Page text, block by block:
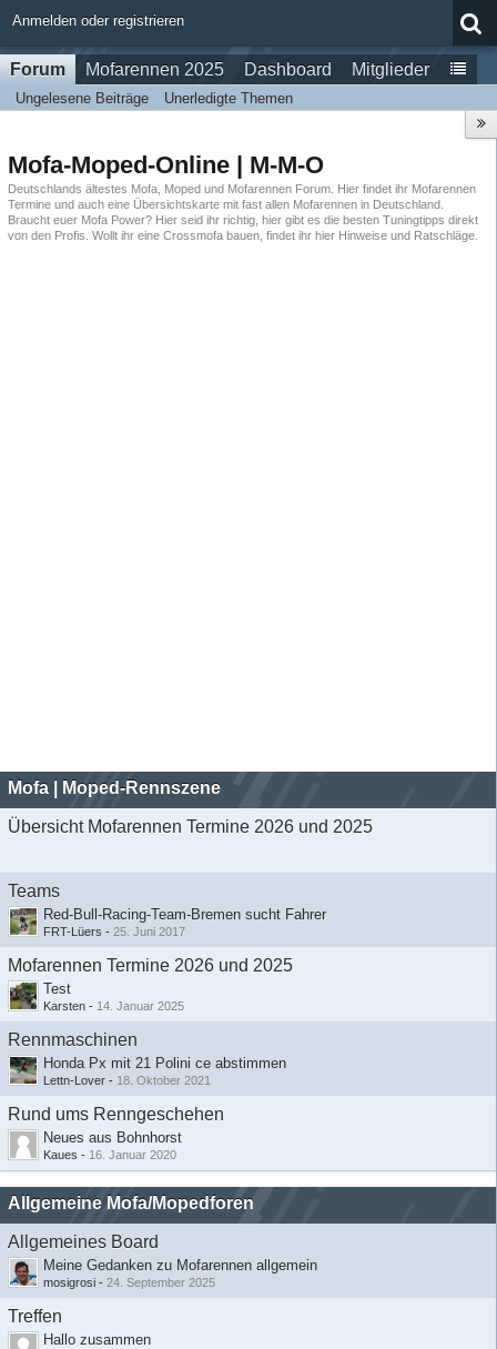
Anmelden oder registrieren
Forum Mofarennen 2025 Dashboard Mitglieder
Ungelesene Beiträge Unerledigte Themen
Mofa-Moped-Online | M-M-O
Deutschlands ältestes Mofa, Moped und Mofarennen Forum. Hier findet ihr Mofarennen
Termine und auch eine Übersichtskarte mit fast allen Mofarennen in Deutschland.
Braucht euer Mofa Power? Hier seid ihr richtig, hier gibt es die besten Tuningtipps direkt
von den Profis. Wollt ihr eine Crossmofa bauen, findet ihr hier Hinweise und Ratschläge.
Mofa | Moped-Rennszene
Übersicht Mofarennen Termine 2026 und 2025
Teams
Red-Bull-Racing-Team-Bremen sucht Fahrer
FRT-Lüers - 25. Juni 2017
Mofarennen Termine 2026 und 2025
Test
Karsten - 14. Januar 2025
Rennmaschinen
Honda Px mit 21 Polini ce abstimmen
Lettn-Lover - 18. Oktober 2021
Rund ums Renngeschehen
Neues aus Bohnhorst
Kaues - 16. Januar 2020
Allgemeine Mofa/Mopedforen
Allgemeines Board
Meine Gedanken zu Mofarennen allgemein
mosigrosi - 24. September 2025
Treffen
​Hallo zusammen